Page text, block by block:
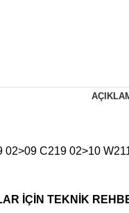
C219 02>10
İÇİN TEKNİK